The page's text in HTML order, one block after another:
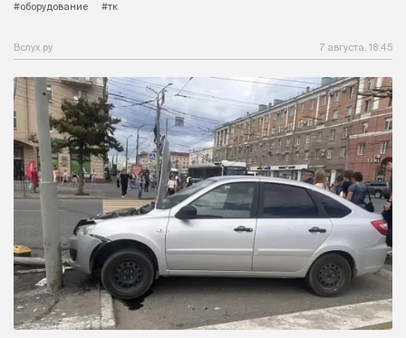
#оборудование
#тк
Вслух.ру 7 августа, 18:45